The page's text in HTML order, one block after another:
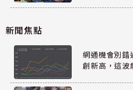
新聞焦點
網通機會別
創新高，這波